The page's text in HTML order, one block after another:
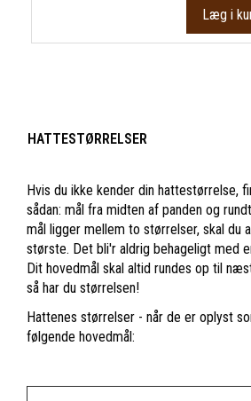
Læg i
HATTESTØRRELSER
Hvis du ikke kender din hattestørrelse,
sådan: mål fra midten af panden og
mål ligger mellem to størrelser, skal du
største. Det bli'r aldrig behageligt med
Dit hovedmål skal altid rundes op til
så har du størrelsen!
Hattenes størrelser - når de er oplyst
følgende hovedmål: